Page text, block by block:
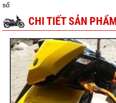
số
CHI TIẾT SẢN PHẨM